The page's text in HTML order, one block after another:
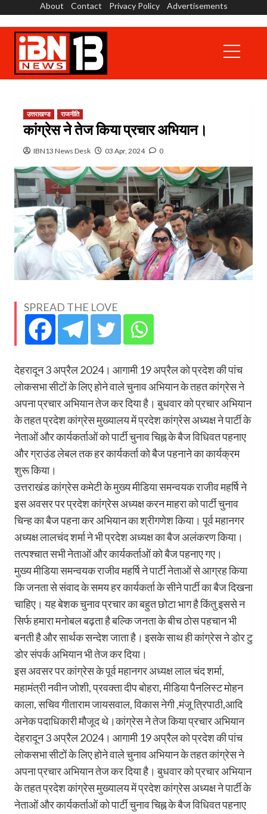
content
About Contact Privacy Policy Advertisements
Menu
उत्तराखण्ड राजनीति
कांग्रेस ने तेज किया प्रचार अभियान।
IBN13 News Desk 03 Apr, 2024 0
SPREAD THE LOVE
देहरादून 3 अप्रैल 2024। आगामी 19 अप्रैल को प्रदेश की पांच
लोकसभा सीटों के लिए होने वाले चुनाव अभियान के तहत कांग्रेस ने
अपना प्रचार अभियान तेज कर दिया है। बुधवार को प्रचार अभियान
के तहत प्रदेश कांग्रेस मुख्यालय में प्रदेश कांग्रेस अध्यक्ष ने पार्टी के
नेताओं और कार्यकर्ताओं को पार्टी चुनाव चिह्न के बैज विधिवत पहनाए
और ग्राउंड लेबल तक हर कार्यकर्ता को बैज पहनाने का कार्यक्रम
शुरू किया।
उत्तराखंड कांग्रेस कमेटी के मुख्य मीडिया समन्वयक राजीव महर्षि ने
इस अवसर पर प्रदेश कांग्रेस अध्यक्ष करन माहरा को पार्टी चुनाव
चिन्ह का बैज पहना कर अभियान का श्रीगणेश किया। पूर्व महानगर
अध्यक्ष लालचंद शर्मा ने भी प्रदेश अध्यक्ष का बैज अलंकरण किया।
तत्पश्चात सभी नेताओं और कार्यकर्ताओं को बैज पहनाए गए।
मुख्य मीडिया समन्वयक राजीव महर्षि ने पार्टी नेताओं से आग्रह किया
कि जनता से संवाद के समय हर कार्यकर्ता के सीने पार्टी का बैज दिखना
चाहिए। यह बेशक चुनाव प्रचार का बहुत छोटा भाग है किंतु इससे न
सिर्फ हमारा मनोबल बढ़ता है बल्कि जनता के बीच ठोस पहचान भी
बनती है और सार्थक सन्देश जाता है। इसके साथ ही कांग्रेस ने डोर टु
डोर संपर्क अभियान भी तेज कर दिया।
इस अवसर पर कांग्रेस के पूर्व महानगर अध्यक्ष लाल चंद शर्मा,
महामंत्री नवीन जोशी, प्रवक्ता दीप बोहरा, मीडिया पैनलिस्ट मोहन
काला, सचिव गीताराम जायसवाल, विकास नेगी ,मंजू त्रिपाठी,आदि
अनेक पदाधिकारी मौजूद थे।कांग्रेस ने तेज किया प्रचार अभियान
देहरादून 3 अप्रैल 2024। आगामी 19 अप्रैल को प्रदेश की पांच
लोकसभा सीटों के लिए होने वाले चुनाव अभियान के तहत कांग्रेस ने
अपना प्रचार अभियान तेज कर दिया है। बुधवार को प्रचार अभियान
के तहत प्रदेश कांग्रेस मुख्यालय में प्रदेश कांग्रेस अध्यक्ष ने पार्टी के
नेताओं और कार्यकर्ताओं को पार्टी चुनाव चिह्न के बैज विधिवत पहनाए